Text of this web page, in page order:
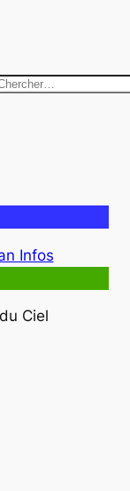
R
r
c
h
e
r
Infos
Ciel